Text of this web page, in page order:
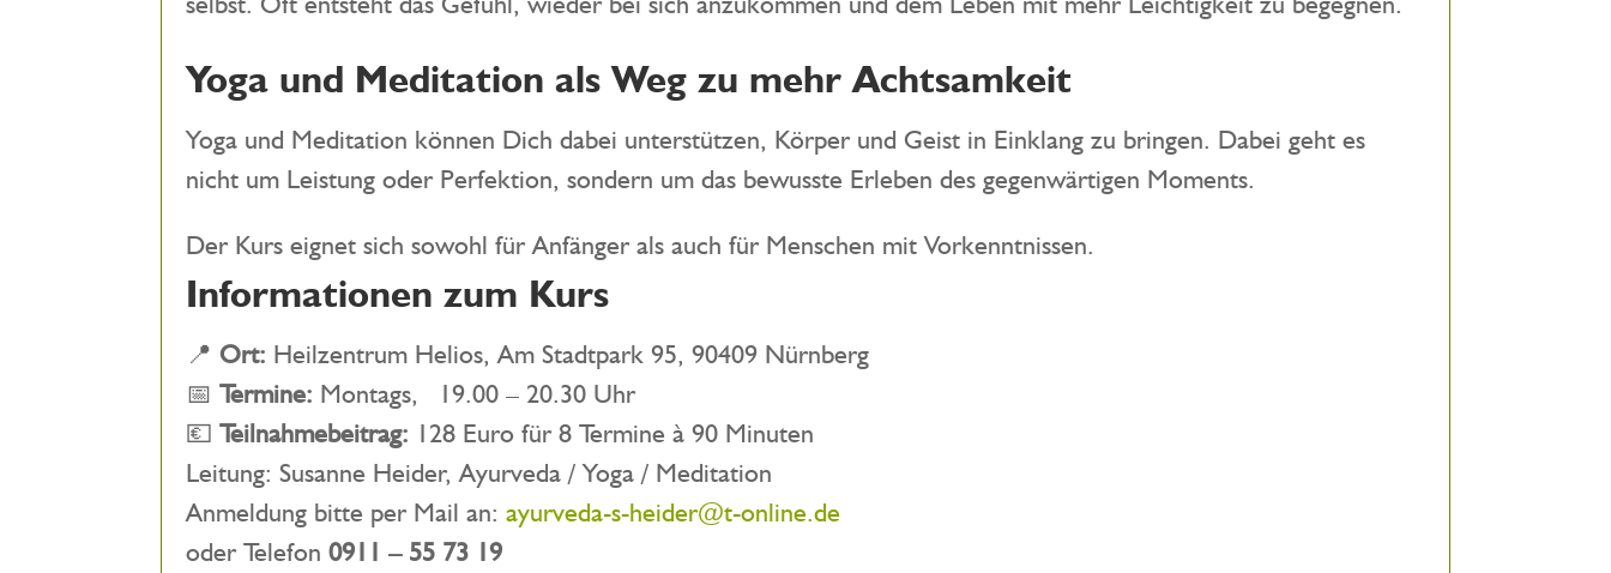
Yoga und Meditation als Weg zu mehr Achtsamkeit
Yoga und Meditation können Dich dabei unterstützen, Körper und Geist in Einklang zu bringen. Dabei geht es
nicht um Leistung oder Perfektion, sondern um das bewusste Erleben des gegenwärtigen Moments.
Der Kurs eignet sich sowohl für Anfänger als auch für Menschen mit Vorkenntnissen.
Informationen zum Kurs
📍Ort: Heilzentrum Helios, Am Stadtpark 95, 90409 Nürnberg
📅Termine: Montags, 19.00 – 20.30 Uhr
💶Teilnahmebeitrag: 128 Euro für 8 Termine à 90 Minuten
Leitung: Susanne Heider, Ayurveda / Yoga / Meditation
Anmeldung bitte per Mail an:ayurveda-s-heider@t-online.de
oder Telefon 0911 – 55 73 19